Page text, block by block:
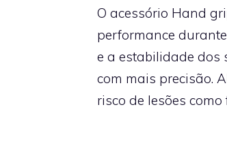
O acessório Hand
performance
e a estabilidade dos
com mais precisão.
risco de lesões